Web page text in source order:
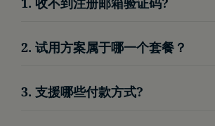
重新发送并等待片刻
2. 试用方案属于哪一个套餐？
3. 支援哪些付款方式?